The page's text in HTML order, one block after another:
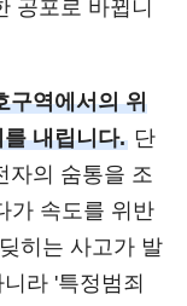
공포로 바뀝니
구역에서의 위
내립니다. 단
자의 숨통을 조
가 속도를 위반
히는 사고가 발
라 '특정범죄